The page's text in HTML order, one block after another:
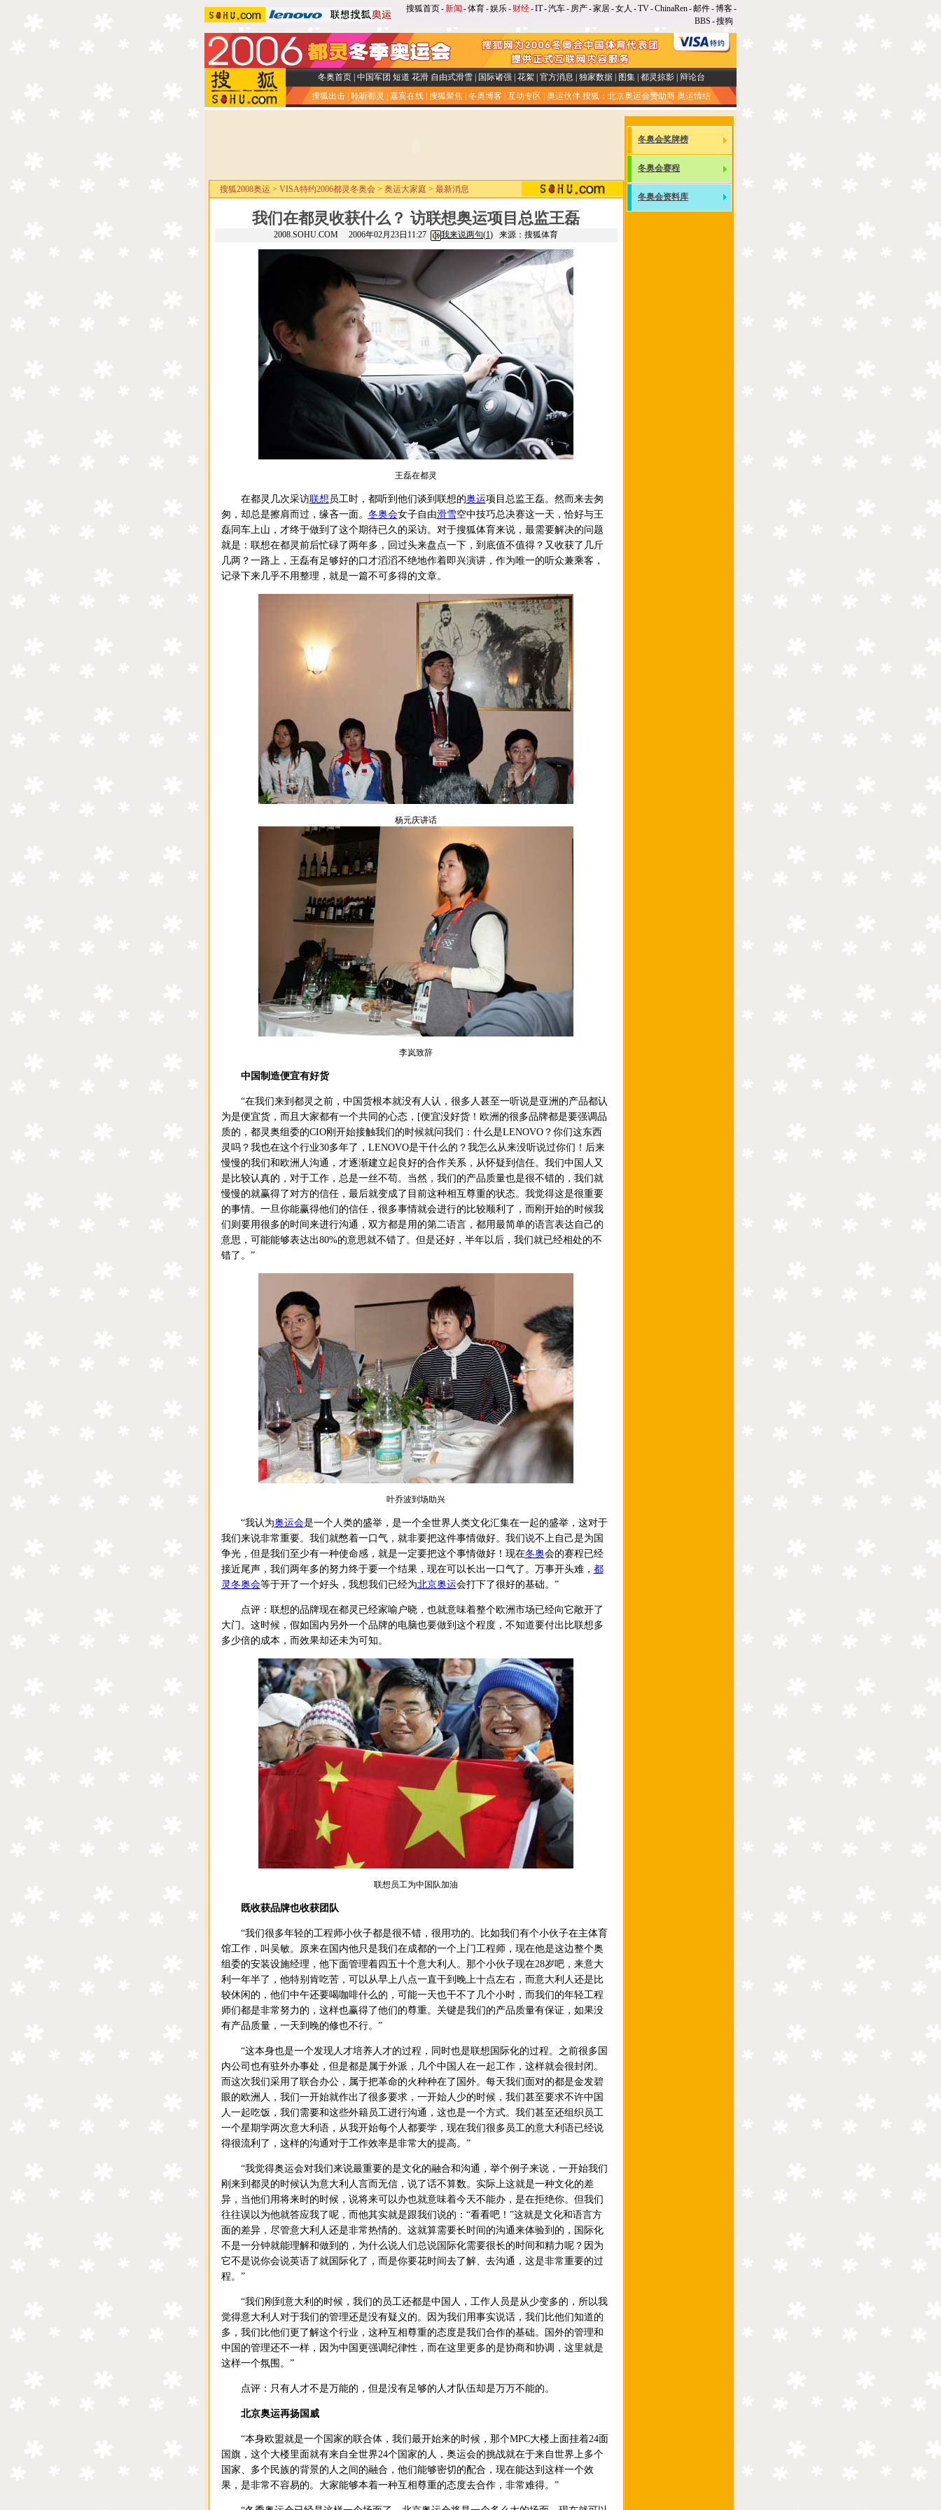
搜狐首页-新闻 -体育-娱乐- 财经-IT-汽车- 房产-家居-女人 -TV-ChinaRen-邮件-博客-
BBS -搜狗
冬奥首页| 中国军团 短道 花滑 自由式滑雪| 国际诸强| 花絮| 官方消息 独家数据| 图集| 都灵掠影| 辩论台
搜狐出击 聆听都灵 嘉宾在线 搜狐聚焦 冬奥博客 互动专区 奥运伙伴 搜狐：北京奥运会赞助商 奥运情结
搜狐2008奥运 > VISA特约2006都灵冬奥会> 奥运大家庭 > 最新消息
我们在都灵收获什么？ 访联想奥运项目总监王磊
2008.SOHU.COM 2006年02月23日11:27 我来说两句(1) 来源：搜狐体育
王磊在都灵
在都灵几次采访联想 员工时，都听到他们谈到联想的奥运项目总监王磊。然而来去匆
匆，却总是擦肩而过，缘吝一面。 冬奥会女子自由滑雪空中技巧总决赛这一天，恰好与王
磊同车上山，才终于做到了这个期待已久的采访。对于搜狐体育来说，最需要解决的问题
就是：联想在都灵前后忙碌了两年多，回过头来盘点一下，到底值不值得？又收获了几斤
几两？一路上，王磊有足够好的口才滔滔不绝地作着即兴演讲，作为唯一的听众兼乘客，
记录下来几乎不用整理，就是一篇不可多得的文章。
杨元庆讲话
李岚致辞
中国制造便宜有好货
“在我们来到都灵之前，中国货根本就没有人认，很多人甚至一听说是亚洲的产品都认
为是便宜货，而且大家都有一个共同的心态，[便宜没好货！欧洲的很多品牌都是要强调品
质的，都灵奥组委的CIO刚开始接触我们的时候就问我们：什么是LENOVO？你们这东西
灵吗？我也在这个行业30多年了，LENOVO是干什么的？我怎么从来没听说过你们！后来
慢慢的我们和欧洲人沟通，才逐渐建立起良好的合作关系，从怀疑到信任。我们中国人又
是比较认真的，对于工作，总是一丝不苟。当然，我们的产品质量也是很不错的，我们就
慢慢的就赢得了对方的信任，最后就变成了目前这种相互尊重的状态。我觉得这是很重要
的事情。一旦你能赢得他们的信任，很多事情就会进行的比较顺利了，而刚开始的时候我
们则要用很多的时间来进行沟通，双方都是用的第二语言，都用最简单的语言表达自己的
意思，可能能够表达出80%的意思就不错了。但是还好，半年以后，我们就已经相处的不
错了。”
叶乔波到场助兴
“我认为奥运会是一个人类的盛举，是一个全世界人类文化汇集在一起的盛举，这对于
我们来说非常重要。我们就憋着一口气，就非要把这件事情做好。我们说不上自己是为国
争光，但是我们至少有一种使命感，就是一定要把这个事情做好！现在冬奥会的赛程已经
接近尾声，我们两年多的努力终于要一个结果，现在可以长出一口气了。万事开头难， 都
灵冬奥会等于开了一个好头，我想我们已经为北京奥运会打下了很好的基础。”
点评：联想的品牌现在都灵已经家喻户晓，也就意味着整个欧洲市场已经向它敞开了
大门。这时候，假如国内另外一个品牌的电脑也要做到这个程度，不知道要付出比联想多
多少倍的成本，而效果却还未为可知。
联想员工为中国队加油
既收获品牌也收获团队
“我们很多年轻的工程师小伙子都是很不错，很用功的。比如我们有个小伙子在主体育
馆工作，叫吴敏。原来在国内他只是我们在成都的一个上门工程师，现在他是这边整个奥
组委的安装设施经理，他下面管理着四五十个意大利人。那个小伙子现在28岁吧，来意大
利一年半了，他特别肯吃苦，可以从早上八点一直干到晚上十点左右，而意大利人还是比
较休闲的，他们中午还要喝咖啡什么的，可能一天也干不了几个小时，而我们的年轻工程
师们都是非常努力的，这样也赢得了他们的尊重。 关键是我们的产品质量有保证，如果没
有产品质量，一天到晚的修也不行。”
“这本身也是一个发现人才培养人才的过程，同时也是联想国际化的过程。之前很多国
内公司也有驻外办事处，但是都是属于外派，几个中国人在一起工作，这样就会很封闭。
而这次我们采用了联合办公，属于把革命的火种种在了国外。每天我们面对的都是金发碧
眼的欧洲人，我们一开始就作出了很多要求，一开始人少的时候，我们甚至要求不许中国
人一起吃饭，我们需要和这些外籍员工进行沟通，这也是一个方式。我们甚至还组织员工
一个星期学两次意大利语，从我开始每个人都要学，现在我们很多员工的意大利语已经说
得很流利了，这样的沟通对于工作效率是非常大的提高。”
“我觉得奥运会对我们来说最重要的是文化的融合和沟通，举个例子来说，一开始我们
刚来到都灵的时候认为意大利人言而无信，说了话不算数。实际上这就是一种文化的差
异，当他们用将来时的时候，说将来可以办也就意味着今天不能办，是在拒绝你。但我们
往往误以为他就答应我了呢，而他其实就是跟我们说的：“看看吧！”这就是文化和语言方
面的差异，尽管意大利人还是非常热情的。这就算需要长时间的沟通来体验到的，国际化
不是一分钟就能理解和做到的，为什么说人们总说国际化需要很长的时间和精力呢？因为
它不是说你会说英语了就国际化了，而是你要花时间去了解、去沟通，这是非常重要的过
程。”
“我们刚到意大利的时候，我们的员工还都是中国人，工作人员是从少变多的，所以我
觉得意大利人对于我们的管理还是没有疑义的。因为我们用事实说话，我们比他们知道的
多，我们比他们更了解这个行业，这种互相尊重的态度是我们合作的基础。国外的管理和
中国的管理还不一样，因为中国更强调纪律性，而在这里更多的是协商和协调，这里就是
这样一个氛围。”
点评：只有人才不是万能的，但是没有足够的人才队伍却是万万不能的。
北京奥运再扬国威
“本身欧盟就是一个国家的联合体，我们最开始来的时候，那个MPC大楼上面挂着24面
国旗，这个大楼里面就有来自全世界24个国家的人，奥运会的挑战就在于来自世界上多个
国家、多个民族的背景的人之间的融合，他们能够密切的配合，现在能达到这样一个效
果，是非常不容易的。大家能够本着一种互相尊重的态度去合作，非常难得。”
冬奥会奖牌榜
冬奥会赛程
冬奥会资料库